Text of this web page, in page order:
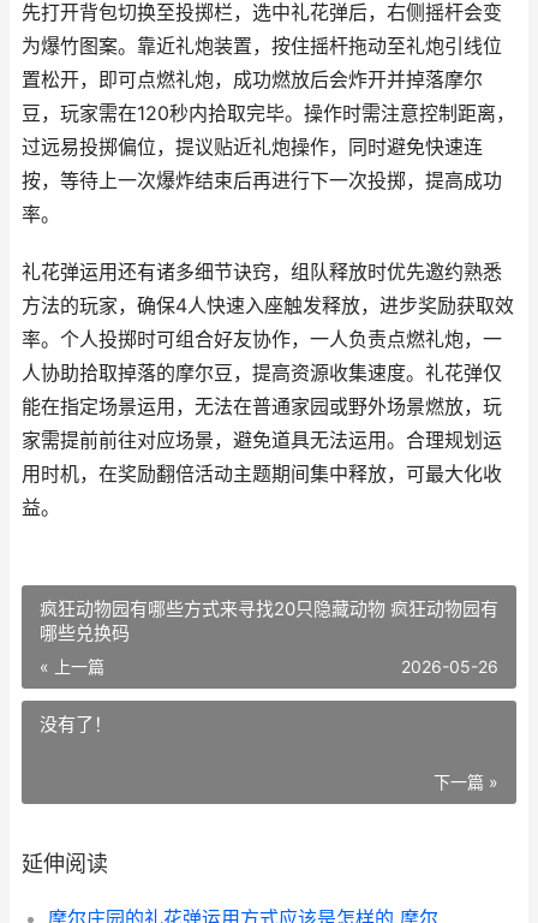
先打开背包切换至投掷栏，选中礼花弹后，右侧摇杆会变
为爆竹图案。靠近礼炮装置，按住摇杆拖动至礼炮引线位
置松开，即可点燃礼炮，成功燃放后会炸开并掉落摩尔
豆，玩家需在120秒内拾取完毕。操作时需注意控制距离，
过远易投掷偏位，提议贴近礼炮操作，同时避免快速连
按，等待上一次爆炸结束后再进行下一次投掷，提高成功
率。
礼花弹运用还有诸多细节诀窍，组队释放时优先邀约熟悉
方法的玩家，确保4人快速入座触发释放，进步奖励获取效
率。个人投掷时可组合好友协作，一人负责点燃礼炮，一
人协助拾取掉落的摩尔豆，提高资源收集速度。礼花弹仅
能在指定场景运用，无法在普通家园或野外场景燃放，玩
家需提前前往对应场景，避免道具无法运用。合理规划运
用时机，在奖励翻倍活动主题期间集中释放，可最大化收
益。
疯狂动物园有哪些方式来寻找20只隐藏动物 疯狂动物园有
哪些兑换码
« 上一篇 2026-05-26
没有了！
下一篇 »
延伸阅读